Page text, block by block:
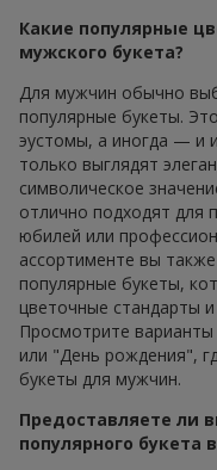
Какие популярные
мужского букета?
Для мужчин обычно
популярные букеты.
эустомы, а иногда — и
только выглядят
символическое
отлично подходят для
юбилей или
ассортименте вы
популярные букеты,
цветочные стандарты
Просмотрите
или "День рождения",
букеты для мужчин.
Предоставляете ли
популярного букета